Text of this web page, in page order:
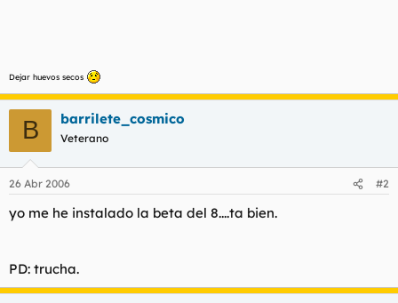
Dejar huevos secos
B barrilete_cosmico
Veterano
26 Abr 2006 #2
yo me he instalado la beta del 8....ta bien.
PD: trucha.